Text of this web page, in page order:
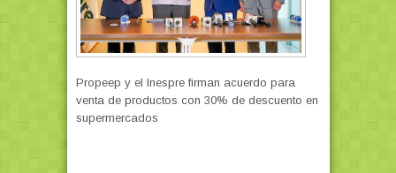
Propeep y el Inespre firman acuerdo para
venta de productos con 30% de descuento en
supermercados